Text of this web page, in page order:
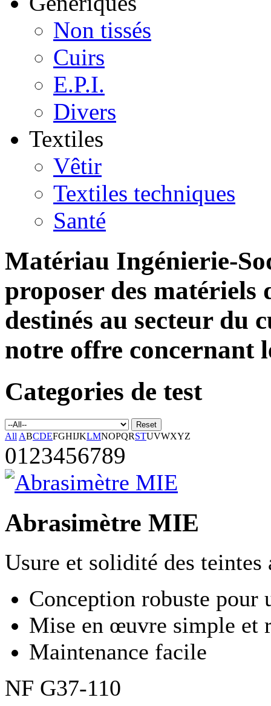
Non tissés
Cuirs
E.P.I.
Divers
Textiles
Vêtir
Textiles techniques
Santé
Matériau Ingénierie-
proposer des matériels
destinés au secteur du
notre offre concernant
Categories de test
Reset
All ABCDEFGHIJKLMNOPQRSTUVWXYZ
0123456789
Abrasimètre MIE
Usure et solidité des
Conception robuste
Mise en œuvre simple et
Maintenance facile
NF G37-110